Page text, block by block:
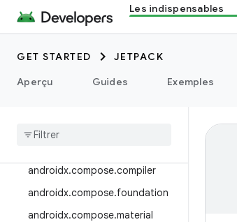
Les indispensables
GET STARTED
JETPACK
Aperçu
Guides Exemples
androidx.camera.viewfinder
androidx.car
androidx.car.app
androidx.cardview
androidx.compose.compiler
androidx.compose.foundation
androidx.compose.material